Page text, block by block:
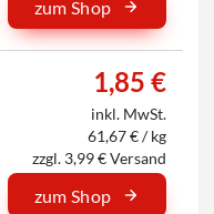
zum Shop
1,85 €
inkl. MwSt.
61,67 € / kg
zzgl. 3,99 € Versand
zum Shop